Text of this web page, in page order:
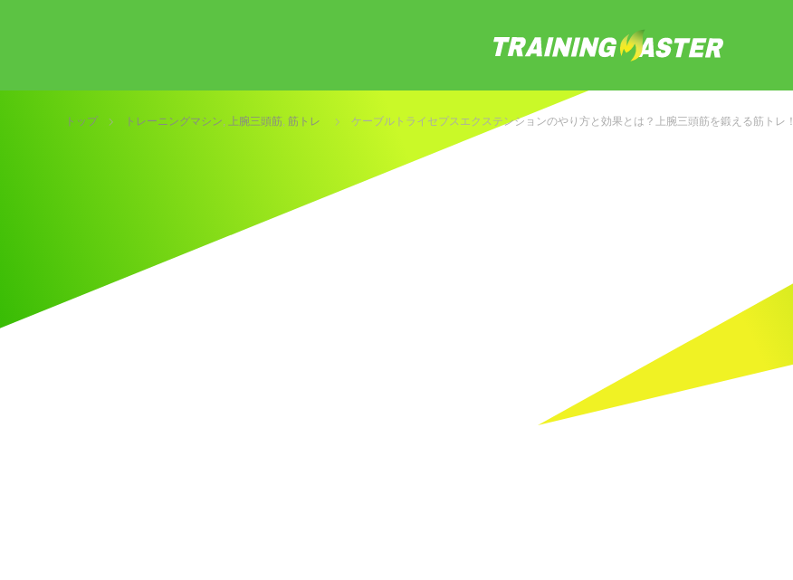
トップ トレーニングマシン, 上腕三頭筋, 筋トレ ケーブルトライセプスエクステンションのやり方と効果とは？上腕三頭筋を鍛える筋トレ！